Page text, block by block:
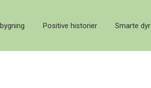
Positive historier Smarte dyr